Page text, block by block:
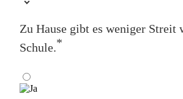
Zu Hause gibt es weniger Streit
Schule. *